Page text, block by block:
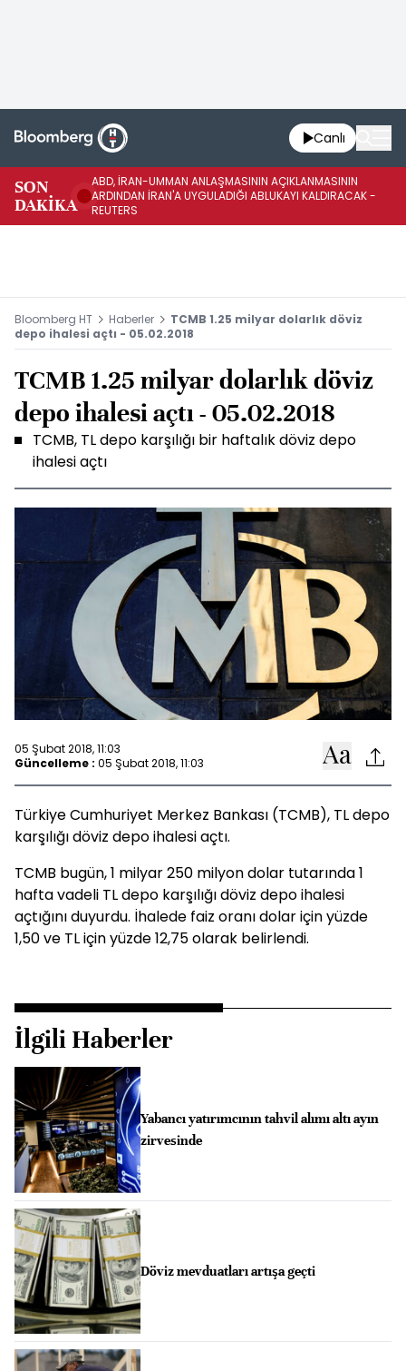
Canlı
SON
DAKİKA
ABD, İRAN-UMMAN ANLAŞMASININ AÇIKLANMASININ
ARDINDAN İRAN'A UYGULADIĞI ABLUKAYI KALDIRACAK -
REUTERS
Bloomberg HT Haberler
TCMB 1.25 milyar dolarlık döviz
depo ihalesi açtı - 05.02.2018
TCMB 1.25 milyar dolarlık döviz
depo ihalesi açtı - 05.02.2018
TCMB, TL depo karşılığı bir haftalık döviz depo
ihalesi açtı
05 Şubat 2018, 11:03
Güncelleme : 05 Şubat 2018, 11:03
Türkiye Cumhuriyet Merkez Bankası (TCMB), TL depo
karşılığı döviz depo ihalesi açtı.
TCMB bugün, 1 milyar 250 milyon dolar tutarında 1
hafta vadeli TL depo karşılığı döviz depo ihalesi
açtığını duyurdu. İhalede faiz oranı dolar için yüzde
1,50 ve TL için yüzde 12,75 olarak belirlendi.
İlgili Haberler
Yabancı yatırımcının tahvil alımı altı ayın
zirvesinde
Döviz mevduatları artışa geçti